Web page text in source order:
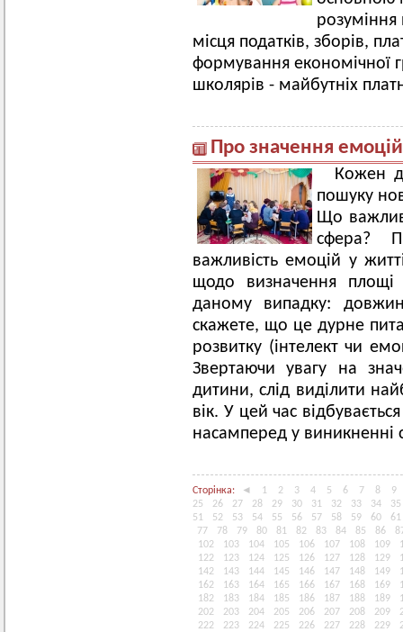
місця податків, зборів,
формування економічної
школярів - майбутніх
Про значення
Кожен
пошуку
Що
сфера?
важливість емоцій у
щодо визначення
даному випадку:
скажете, що це дурне
розвитку (інтелект чи
Звертаючи увагу на
дитини, слід виділити
вік. У цей час
насамперед у
Сторінка: ◄ 1 2 3 4 5 6 7 8
9
25
26 27 28 29 30 31 32 33 34
35
51
52 53 54 55 56 57 58 59 60
61
77
78 79 80 81 82 83 84 85 86
102
103 104 105 106 107 108 109
122
123 124 125 126 127 128 129
142
143 144 145 146 147 148 149
162
163 164 165 166 167 168 169
182
183 184 185 186 187 188 189
202
203 204 205 206 207 208 209
222
223 224 225 226 227 228 229